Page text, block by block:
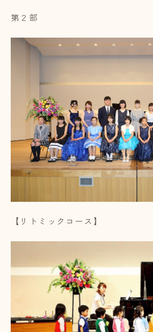
第２部
【リトミックコース】